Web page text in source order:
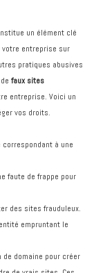
un élément clé
entreprise sur
pratiques abusives
faux sites
entreprise. Voici un
vos droits.
à une
faute de frappe pour
des sites frauduleux.
empruntant le
domaine pour créer